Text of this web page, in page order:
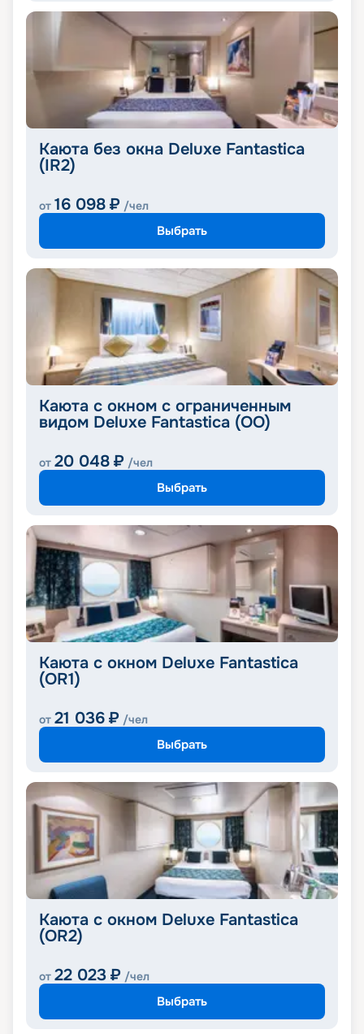
Каюта без окна Deluxe Fantastica
(IR2)
от 16 098 ₽ /чел
Выбрать
Каюта с окном с ограниченным
видом Deluxe Fantastica (OO)
от 20 048 ₽ /чел
Выбрать
Каюта с окном Deluxe Fantastica
(OR1)
от 21 036 ₽ /чел
Выбрать
Каюта с окном Deluxe Fantastica
(OR2)
от 22 023 ₽ /чел
Выбрать